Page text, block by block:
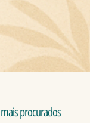
procurados